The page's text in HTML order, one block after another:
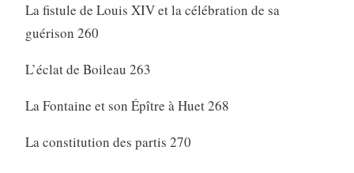
La fistule de Louis XIV et la célébration de sa
guérison 260
L’éclat de Boileau 263
La Fontaine et son Épître à Huet 268
La constitution des partis 270